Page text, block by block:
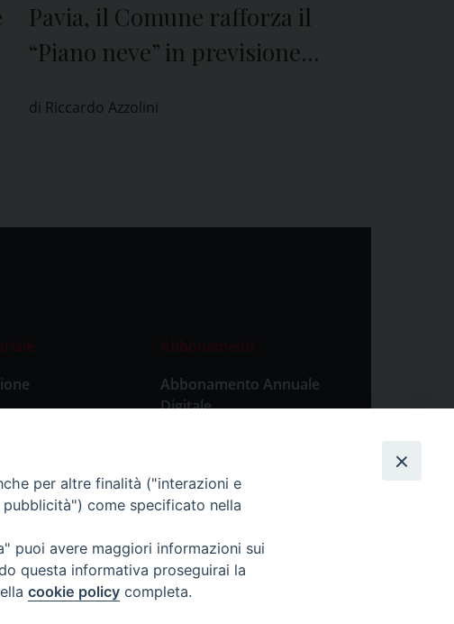
Pavia, il Comune rafforza il
“Piano neve” in previsione
di Riccardo Azzolini
Abbonamenti
Abbonamento Annuale
Digitale
Abbonamento Singola
Copia Digitale
per altre finalità ("interazioni e
come specificato nella
puoi avere maggiori informazioni sui
questa informativa proseguirai la
cookie policy completa.